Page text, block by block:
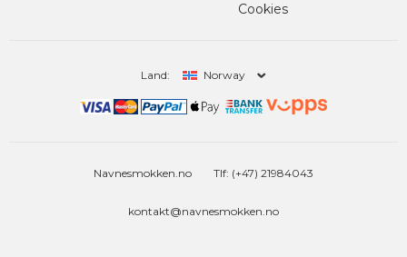
Cookies
Land: Norway
Navnesmokken.no Tlf: (+47) 21984043
kontakt@navnesmokken.no